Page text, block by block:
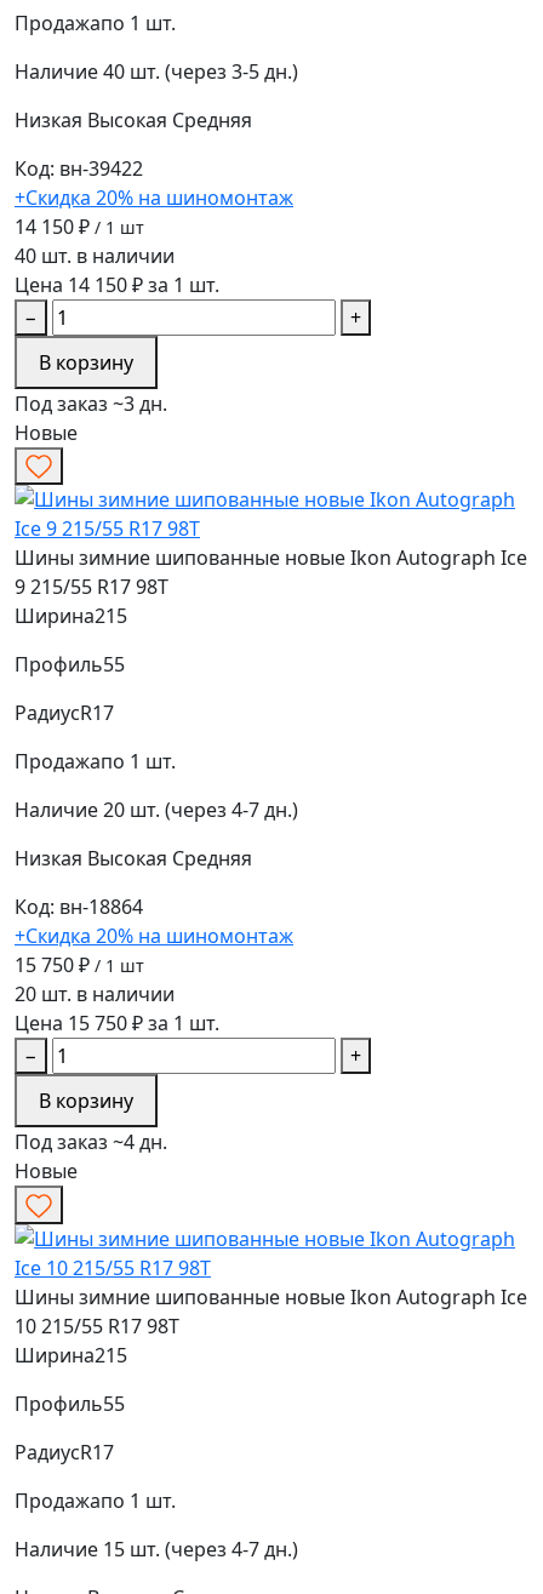
Продажапо 1 шт.
Наличие40 шт. (через 3-5 дн.)
Низкая Высокая Средняя
Код: вн-39422
+Скидка 20% на шиномонтаж
14 150 ₽ / 1 шт
40 шт. в наличии
Цена 14 150 ₽ за 1 шт.
−
+
В корзину
Под заказ ~3 дн.
Новые
Шины зимние шипованные новые Ikon Autograph Ice
9 215/55 R17 98T
Ширина215
Профиль55
РадиусR17
Продажапо 1 шт.
Наличие20 шт. (через 4-7 дн.)
Низкая Высокая Средняя
Код: вн-18864
+Скидка 20% на шиномонтаж
15 750 ₽ / 1 шт
20 шт. в наличии
Цена 15 750 ₽ за 1 шт.
−
+
В корзину
Под заказ ~4 дн.
Новые
Шины зимние шипованные новые Ikon Autograph Ice
10 215/55 R17 98T
Ширина215
Профиль55
РадиусR17
Продажапо 1 шт.
Наличие 15 шт. (через 4-7 дн.)